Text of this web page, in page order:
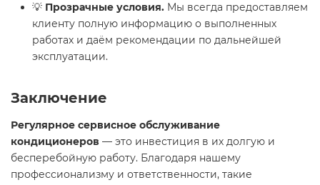
💡 Прозрачные условия. Мы всегда предоставляем
клиенту полную информацию о выполненных
работах и даём рекомендации по дальнейшей
эксплуатации.
Заключение
Регулярное сервисное обслуживание
кондиционеров — это инвестиция в их долгую и
бесперебойную работу. Благодаря нашему
профессионализму и ответственности, такие